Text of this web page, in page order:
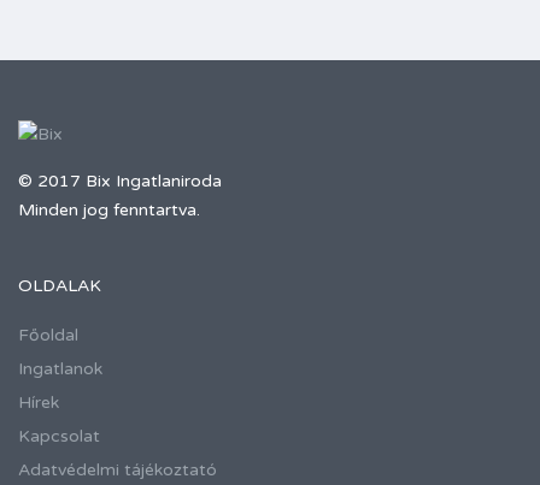
© 2017 Bix Ingatlaniroda
Minden jog fenntartva.
OLDALAK
Főoldal
Ingatlanok
Hírek
Kapcsolat
Adatvédelmi tájékoztató